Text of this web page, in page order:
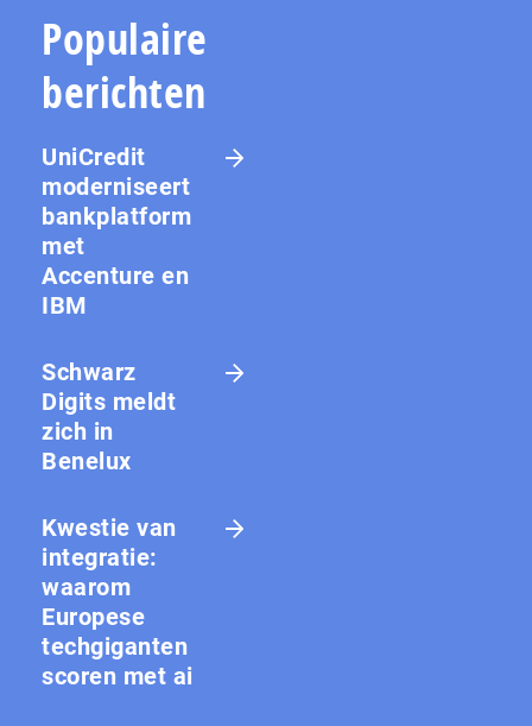
Populaire
berichten
UniCredit
moderniseert
bankplatform
met
Accenture en
IBM
Schwarz
Digits meldt
zich in
Benelux
Kwestie van
integratie:
waarom
Europese
techgiganten
scoren met ai